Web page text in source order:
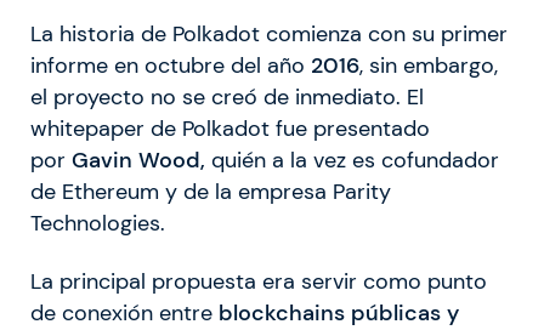
La historia de Polkadot comienza con su primer
informe en octubre del año 2016, sin embargo,
el proyecto no se creó de inmediato. El
whitepaper de Polkadot fue presentado
por Gavin Wood, quién a la vez es cofundador
de Ethereum y de la empresa Parity
Technologies.
La principal propuesta era servir como punto
de conexión entre blockchains públicas y